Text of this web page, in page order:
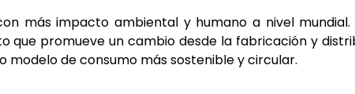
más impacto ambiental y humano a nivel mundial.
que promueve un cambio desde la fabricación y
modelo de consumo más sostenible y circular.